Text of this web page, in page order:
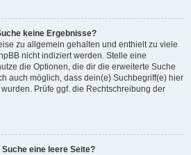
keine Ergebnisse?
zu allgemein gehalten und enthielt zu viele
nicht indiziert werden. Stelle eine
die Optionen, die dir die erweiterte Suche
auch möglich, dass dein(e) Suchbegriff(e) hier
Prüfe ggf. die Rechtschreibung der
eine leere Seite?